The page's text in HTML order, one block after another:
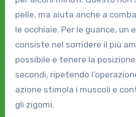
pelle, ma aiuta anche a
le occhiaie. Per le guance, un
consiste nel sorridere il più
possibile e tenere la
secondi, ripetendo
azione stimola i muscoli e
gli zigomi.